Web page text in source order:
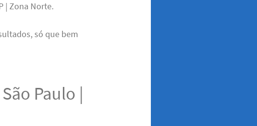
| Zona Norte.
só que bem
Paulo |